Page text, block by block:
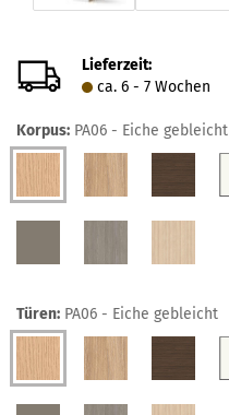
Lieferzeit:
ca. 6 - 7 Wochen
Korpus: PA06 - Eiche gebleicht
Türen: PA06 - Eiche gebleicht